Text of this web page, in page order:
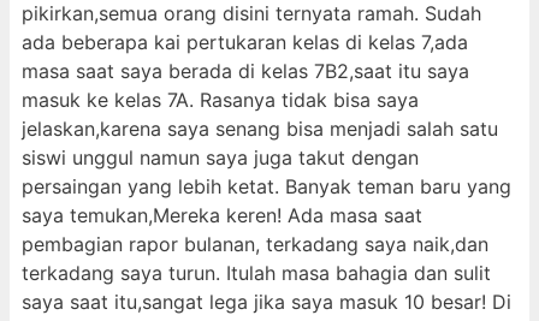
pikirkan,semua orang disini ternyata ramah. Sudah
ada beberapa kai pertukaran kelas di kelas 7,ada
masa saat saya berada di kelas 7B2,saat itu saya
masuk ke kelas 7A. Rasanya tidak bisa saya
jelaskan,karena saya senang bisa menjadi salah satu
siswi unggul namun saya juga takut dengan
persaingan yang lebih ketat. Banyak teman baru yang
saya temukan,Mereka keren! Ada masa saat
pembagian rapor bulanan, terkadang saya naik,dan
terkadang saya turun. Itulah masa bahagia dan sulit
saya saat itu,sangat lega jika saya masuk 10 besar! Di